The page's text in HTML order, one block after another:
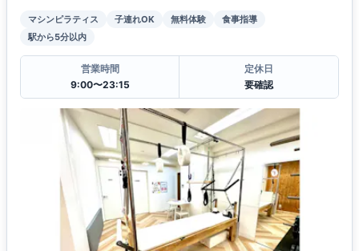
マシンピラティス 子連れOK 無料体験
食事指導
駅から5分以内
営業時間
9:00〜23:15
定休日
要確認